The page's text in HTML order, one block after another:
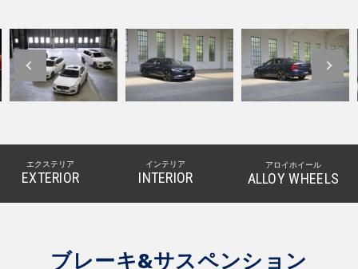
エクステリア
EXTERIOR
インテリア
INTERIOR
アロイホイール
ALLOY WHEELS
ブレーキ&サスペンション